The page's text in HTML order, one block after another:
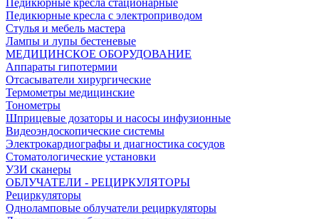
Педикюрные кресла стационарные
Педикюрные кресла с электроприводом
Стулья и мебель мастера
Лампы и лупы бестеневые
МЕДИЦИНСКОЕ ОБОРУДОВАНИЕ
Аппараты гипотермии
Отсасыватели хирургические
Термометры медицинские
Тонометры
Шприцевые дозаторы и насосы инфузионные
Видеоэндоскопические системы
Электрокардиографы и диагностика сосудов
Стоматологические установки
УЗИ сканеры
ОБЛУЧАТЕЛИ - РЕЦИРКУЛЯТОРЫ
Рециркуляторы
Одноламповые облучатели рециркуляторы